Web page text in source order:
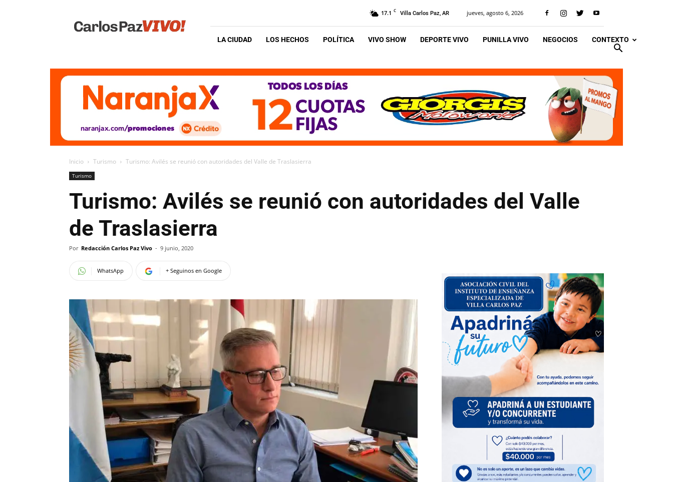
Vivo
17.1 C Villa Carlos Paz, AR jueves, agosto 6, 2026
LA CIUDAD LOS HECHOS POLÍTICA VIVO SHOW DEPORTE VIVO PUNILLA VIVO NEGOCIOS CONTEXTO
Inicio Turismo Turismo: Avilés se reunió con autoridades del Valle de Traslasierra
Turismo
Turismo: Avilés se reunió con autoridades del Valle
de Traslasierra
Por Redacción Carlos Paz Vivo - 9 junio, 2020
WhatsApp + Seguinos en Google